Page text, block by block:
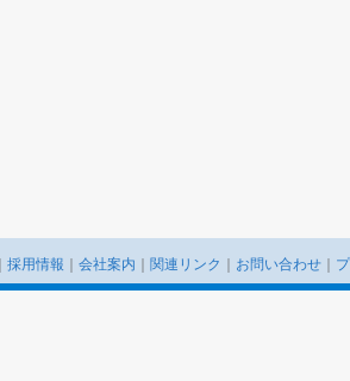
採用情報 会社案内 関連リンク お問い合わせ